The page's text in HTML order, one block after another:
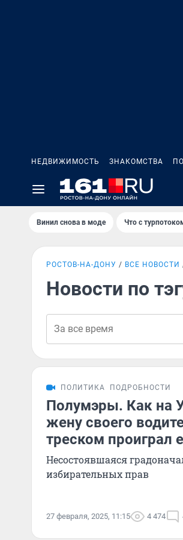
НЕДВИЖИМОСТЬ ЗНАКОМСТВА
Винил снова в моде Что с
РОСТОВ-НА-ДОНУ ВСЕ НОВОСТИ
Новости по
ПОЛИТИКА ПОДРОБНОСТИ
Полумэры. Как на
жену своего
треском проиграл
Несостоявшаяся
избирательных прав
27 февраля, 2025, 11:15 4 474